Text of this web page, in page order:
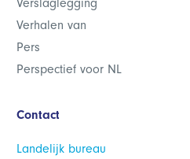
Verslaglegging
Verhalen van
Pers
Perspectief voor NL
Contact
Landelijk bureau